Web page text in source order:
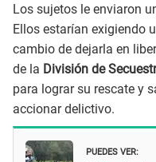
Los sujetos le enviaron
Ellos estarían exigiendo
cambio de dejarla en
de la División de
para lograr su rescate y
accionar delictivo.
PUEDES VER: